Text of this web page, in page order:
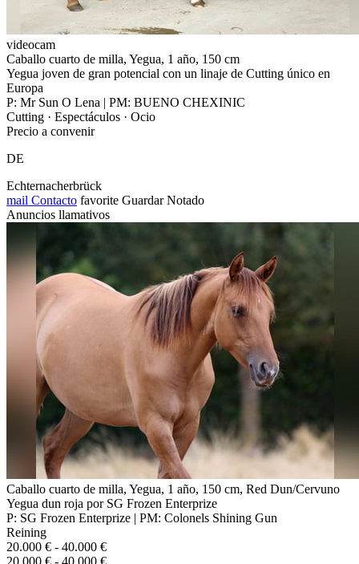
videocam
Caballo cuarto de milla, Yegua, 1 año, 150 cm
Yegua joven de gran potencial con un linaje de Cutting único en
Europa
P: Mr Sun O Lena | PM: BUENO CHEXINIC
Cutting · Espectáculos · Ocio
Precio a convenir
DE
Echternacherbrück
mail Contacto favorite Guardar Notado
Anuncios llamativos
Caballo cuarto de milla, Yegua, 1 año, 150 cm, Red Dun/Cervuno
Yegua dun roja por SG Frozen Enterprize
P: SG Frozen Enterprize | PM: Colonels Shining Gun
Reining
20.000 € - 40.000 €
20.000 € - 40.000 €